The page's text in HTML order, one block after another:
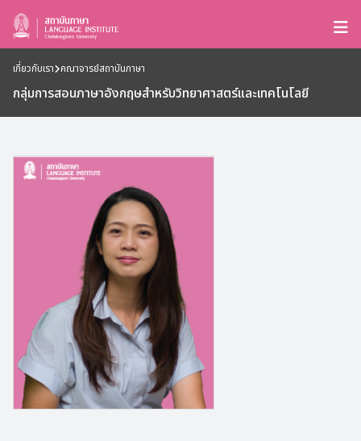
เกี่ยวกับเรา คณาจารย์สถาบันภาษา
กลุ่มการสอนภาษาอังกฤษสำหรับวิทยาศาสตร์และเทคโนโลยี